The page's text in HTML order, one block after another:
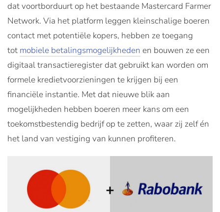
dat voortborduurt op het bestaande Mastercard Farmer
Network. Via het platform leggen kleinschalige boeren
contact met potentiële kopers, hebben ze toegang
tot mobiele betalingsmogelijkheden en bouwen ze een
digitaal transactieregister dat gebruikt kan worden om
formele kredietvoorzieningen te krijgen bij een
financiële instantie. Met dat nieuwe blik aan
mogelijkheden hebben boeren meer kans om een
toekomstbestendig bedrijf op te zetten, waar zij zelf én
het land van vestiging van kunnen profiteren.